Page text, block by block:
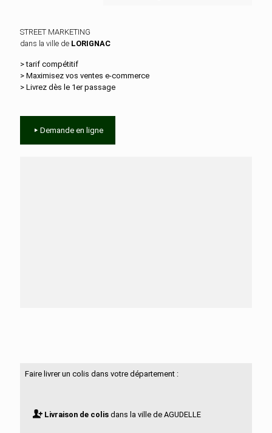
STREET MARKETING
dans la ville de LORIGNAC
> tarif compétitif
> Maximisez vos ventes e‑commerce
> Livrez dès le 1er passage
Demande en ligne
Faire livrer un colis dans votre département :
Livraison de colisdans la ville de AGUDELLE